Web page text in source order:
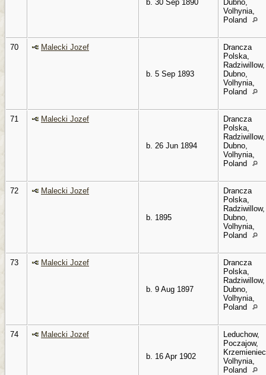
b. 30 Sep 1890
Dubno,
Volhynia,
Poland
70 Malecki Jozef
b. 5 Sep 1893
Drancza
Polska,
Radziwillow,
Dubno,
Volhynia,
Poland
71 Malecki Jozef
b. 26 Jun 1894
Drancza
Polska,
Radziwillow,
Dubno,
Volhynia,
Poland
72 Malecki Jozef
b. 1895
Drancza
Polska,
Radziwillow,
Dubno,
Volhynia,
Poland
73 Malecki Jozef
b. 9 Aug 1897
Drancza
Polska,
Radziwillow,
Dubno,
Volhynia,
Poland
74 Malecki Jozef
b. 16 Apr 1902
Leduchow,
Poczajow,
Volhynia,
Poland